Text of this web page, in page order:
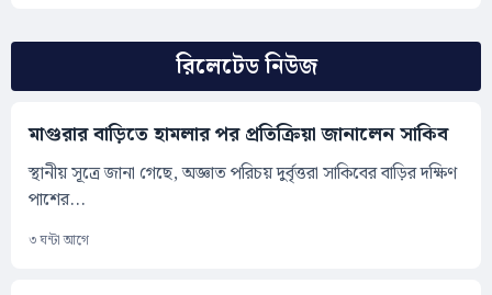
রিলেটেড নিউজ
মাগুরার বাড়িতে হামলার পর প্রতিক্রিয়া জানালেন সাকিব
স্থানীয় সূত্রে জানা গেছে, অজ্ঞাত পরিচয় দুর্বৃত্তরা সাকিবের বাড়ির দক্ষিণ
পাশের...
৩ ঘন্টা আগে